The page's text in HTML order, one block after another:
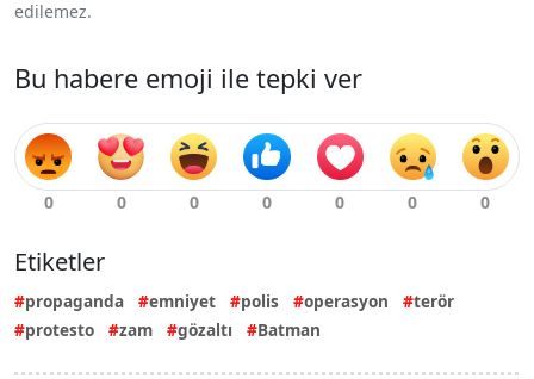
edilemez.
Bu habere emoji ile tepki ver
Etiketler
propaganda emniyet polis operasyon
terör
protesto
zam gözaltı Batman